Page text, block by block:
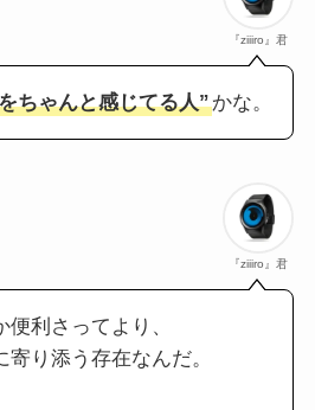
『ziiiro』君
ちゃんと感じてる人”かな。
『ziiiro』君
利さってより、
寄り添う存在なんだ。